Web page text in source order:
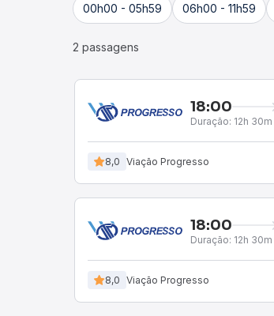
00h00 - 05h59 06h00 - 11h59
2 passagens
18:00
Duração: 12h 30m
8,0 Viação Progresso
18:00
Duração: 12h 30m
8,0 Viação Progresso